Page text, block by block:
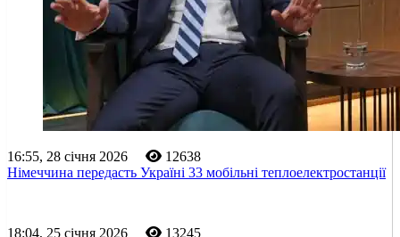
16:55, 28 січня 2026
12638
Німеччина передасть Україні 33 мобільні теплоелектростанції
18:04, 25 січня 2026
13245